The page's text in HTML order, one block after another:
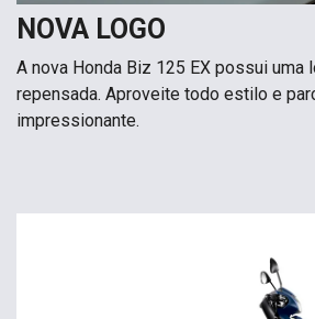
NOVA LOGO
A nova Honda Biz 125 EX possui uma
repensada. Aproveite todo estilo e
impressionante.